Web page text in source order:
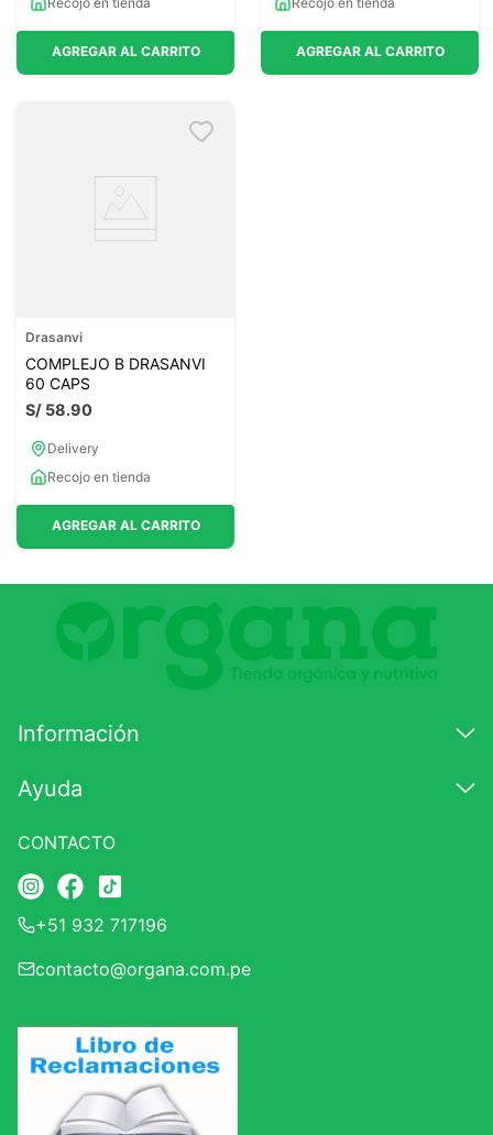
AGREGAR AL CARRITO AGREGAR AL CARRITO
Drasanvi
COMPLEJO B DRASANVI
60 CAPS
S/ 58.90
Delivery
Recojo en tienda
AGREGAR AL CARRITO
Información
Ayuda
CONTACTO
+51 932 717196
contacto@organa.com.pe